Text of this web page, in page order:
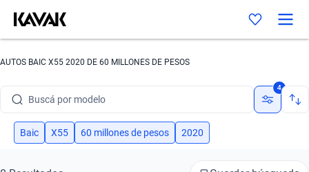
AUTOS BAIC X55 2020 DE 60 MILLONES DE PESOS
Buscá por marca
Buscá por modelo 4
Baic X55 60 millones de pesos 2020